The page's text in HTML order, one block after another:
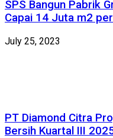
SPS Bangun Pabrik
Capai 14 Juta m2
July 25, 2023
PT Diamond Citra
Bersih Kuartal III